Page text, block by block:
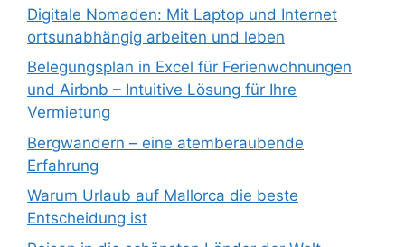
Digitale Nomaden: Mit Laptop und Internet
ortsunabhängig arbeiten und leben
Belegungsplan in Excel für Ferienwohnungen
und Airbnb – Intuitive Lösung für Ihre
Vermietung
Bergwandern – eine atemberaubende
Erfahrung
Warum Urlaub auf Mallorca die beste
Entscheidung ist